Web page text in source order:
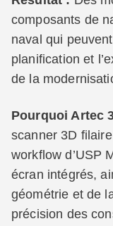
composants de
naval qui
planification et
de la
Pourquoi Artec
scanner 3D
workflow d’USP
écran intégrés,
géométrie et de
précision des